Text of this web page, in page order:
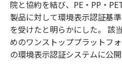
院と協約を結び、PE・PP・
製品に対して環境表示認証基
を受けたと明らかにした。 該
めのワンストッププラットフ
の環境表示認証システムに公開